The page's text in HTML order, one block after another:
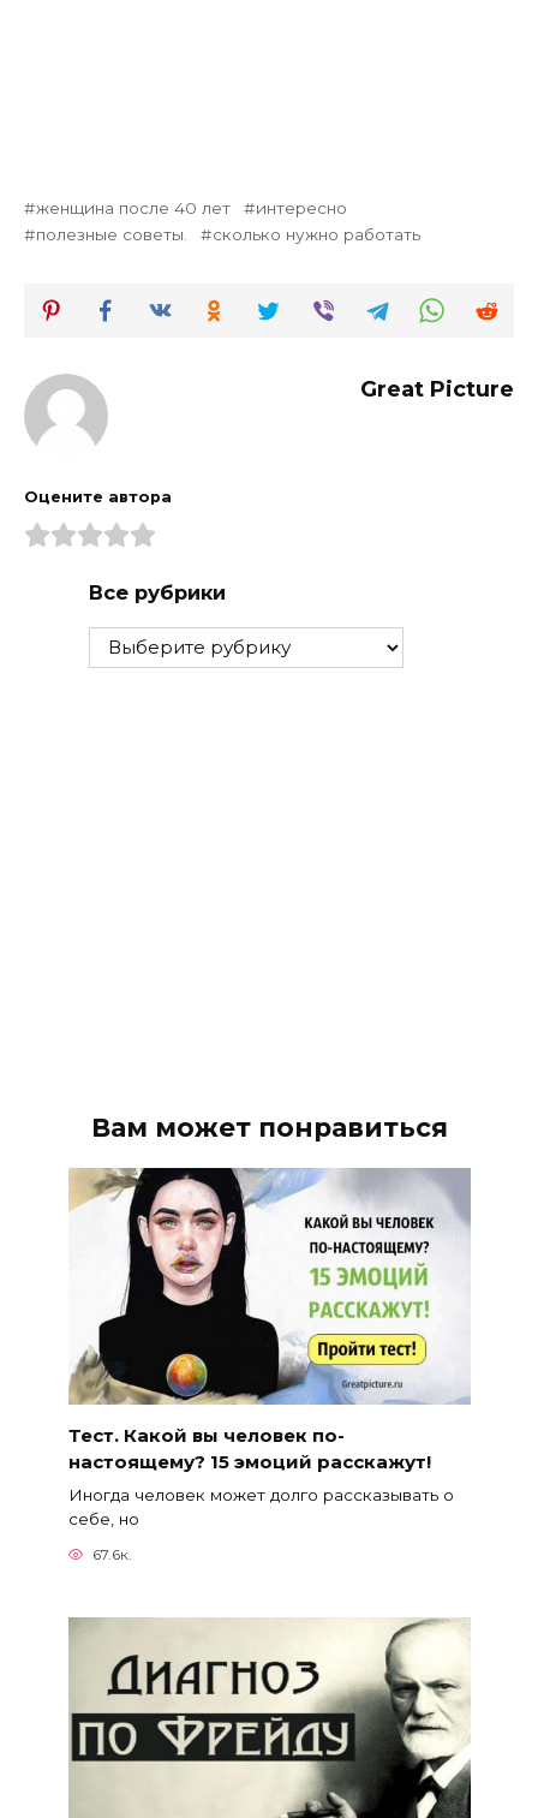
женщина после 40 лет
интересно
полезные советы.
сколько нужно работать
Great Picture
Оцените автора
Все рубрики
Все
рубрики
Вам может понравиться
Тест. Какой вы человек по-
настоящему? 15 эмоций расскажут!
Иногда человек может долго рассказывать о
себе, но
67.6к.